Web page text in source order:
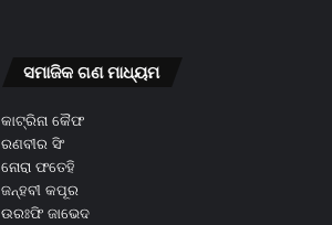
ସମାଜିକ ଗଣ ମାଧ୍ୟମ
କାଟ୍ରିନା କୈଫ
ରଣବୀର ସିଂ
ନୋରା ଫତେହି
ଜନ୍ହବୀ କପୂର
ଉରଃଫି ଜାଭେଦ